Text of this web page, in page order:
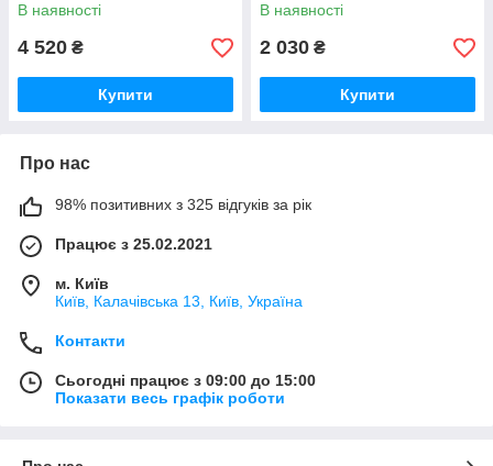
В наявності
4 520 ₴
Купити
В наявності
2 030 ₴
Купити
Про нас
98% позитивних з 325 відгуків за рік
Працює з 25.02.2021
м. Київ
Київ, Калачівська 13, Київ, Україна
Контакти
Сьогодні працює з 09:00 до 15:00
Показати весь графік роботи